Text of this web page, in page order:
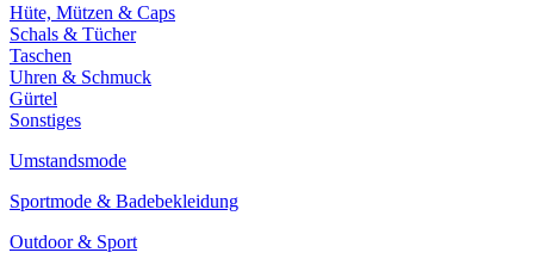
Hüte, Mützen & Caps
Schals & Tücher
Taschen
Uhren & Schmuck
Gürtel
Sonstiges
Umstandsmode
Sportmode & Badebekleidung
Outdoor & Sport